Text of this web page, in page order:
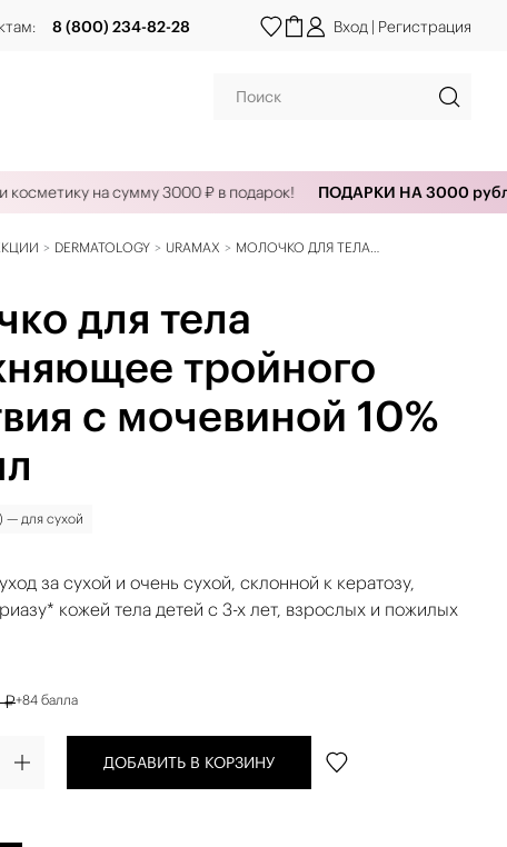
8 (800) 234-82-28 Вход | Регистрация
на сумму 3000 ₽ в подарок! ПОДАРКИ НА 3000
DERMATOLOGY URAMAX
МОЛОЧКО ДЛЯ ТЕЛА
МЛ
для тела
тройного
с мочевиной 10%
— для сухой
за сухой и очень сухой, склонной к кератозу,
кожей тела детей с 3-х лет, взрослых и пожилых
+84 балла
₽
ДОБАВИТЬ В КОРЗИНУ